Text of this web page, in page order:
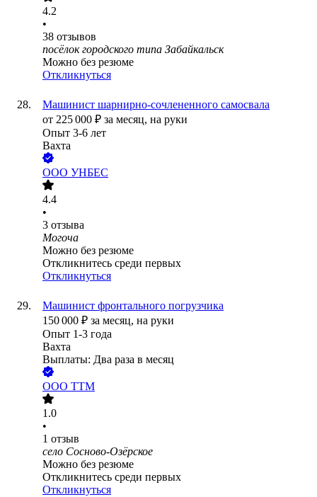
4.2
•
38 отзывов
посёлок городского типа Забайкальск
Можно без резюме
Откликнуться
Машинист шарнирно-сочлененного самосвала
от 225 000 ₽ за месяц, на руки
Опыт 3-6 лет
Вахта
ООО УНБЕС
4.4
•
3 отзыва
Могоча
Можно без резюме
Откликнитесь среди первых
Откликнуться
Машинист фронтального погрузчика
150 000 ₽ за месяц, на руки
Опыт 1-3 года
Вахта
Выплаты: Два раза в месяц
ООО ТТМ
1.0
•
1 отзыв
село Сосново-Озёрское
Можно без резюме
Откликнитесь среди первых
Откликнуться